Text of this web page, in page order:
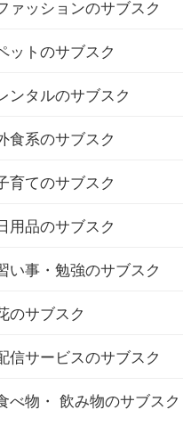
ァッションのサブスク
ットのサブスク
ンタルのサブスク
食系のサブスク
育てのサブスク
用品のサブスク
い事・勉強のサブスク
のサブスク
信サービスのサブスク
べ物・ 飲み物のサブスク